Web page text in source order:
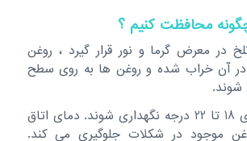
محافظت کنیم ؟
در معرض گرما و نور قرار گیرد ، روغن
در آن خراب شده و روغن ها به روی سطح
شوند.
بهتر است در دمای 18 تا 22 درجه نگهداری شوند. دمای اتاق
موجود در شکلات جلوگیری می کند.